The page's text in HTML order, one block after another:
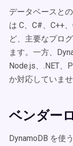
データベースと
は C、C#、C++
ど、主要なプロ
ます。一方、
Node.js、.NET、
か対応していませ
ベンダー
DynamoDB を使